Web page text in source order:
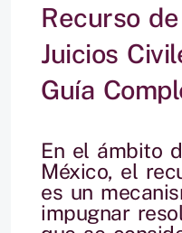
Recurso
Juicios
Guía
En el ámbito
México, el
es un
impugnar